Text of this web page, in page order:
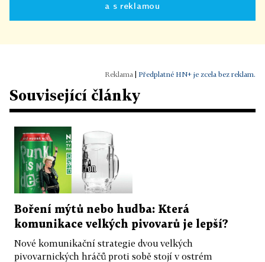
a s reklamou
Předplatné HN+ je zcela bez reklam.
Související články
Boření mýtů nebo hudba: Která
komunikace velkých pivovarů je lepší?
Nové komunikační strategie dvou velkých
pivovarnických hráčů proti sobě stojí v ostrém